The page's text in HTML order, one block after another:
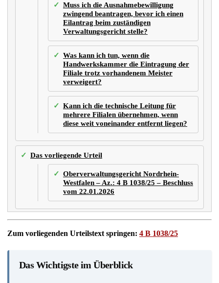
Muss ich die Ausnahmebewilligung
zwingend beantragen, bevor ich einen
Eilantrag beim zuständigen
Verwaltungsgericht stelle?
Was kann ich tun, wenn die
Handwerkskammer die Eintragung der
Filiale trotz vorhandenem Meister
verweigert?
Kann ich die technische Leitung für
mehrere Filialen übernehmen, wenn
diese weit voneinander entfernt liegen?
Das vorliegende Urteil
Oberverwaltungsgericht Nordrhein-
Westfalen – Az.: 4 B 1038/25 – Beschluss
vom 22.01.2026
Zum vorliegenden Urteilstext springen: 4 B 1038/25
Das Wichtigste im Überblick